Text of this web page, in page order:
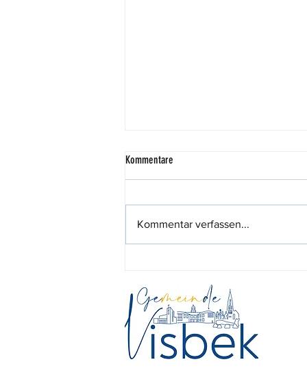
444,44 Euro für den guten Zweck
Kommentare
Kommentar verfassen...